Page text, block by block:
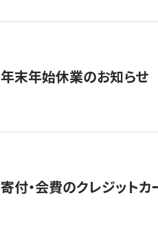
年末年始休業のお知らせ
寄付・会費のクレジット